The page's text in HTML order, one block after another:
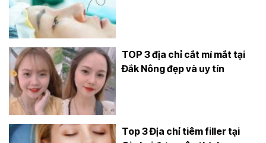
TOP 3 địa chỉ cắt mí mắt tại
Đắk Nông đẹp và uy tín
Top 3 Địa chỉ tiêm filler tại